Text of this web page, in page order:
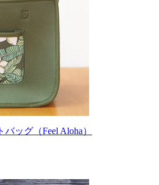
ッグ（Feel Aloha）